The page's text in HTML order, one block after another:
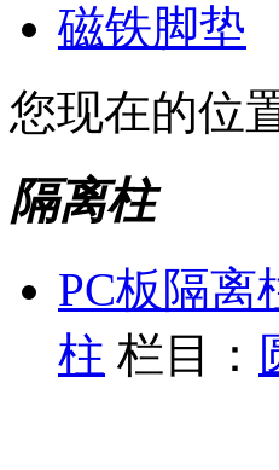
磁铁脚垫
您现在的位
隔离柱
PC板隔离
柱 栏目：